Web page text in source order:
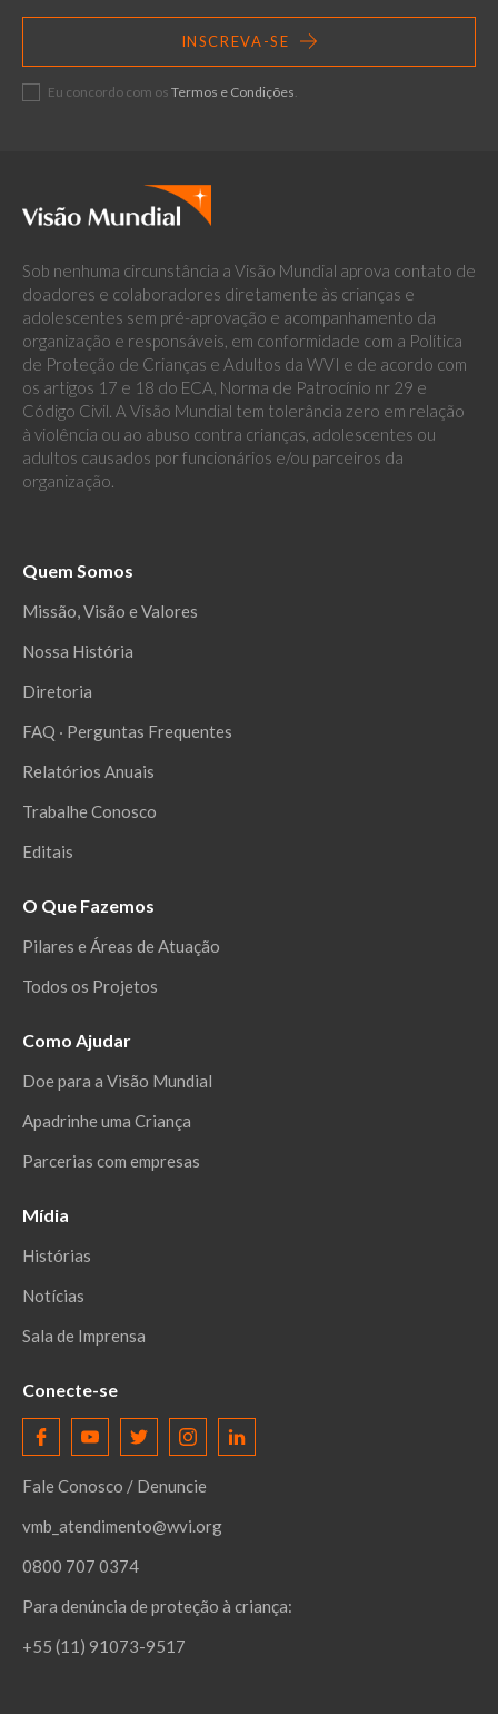
INSCREVA-SE
Eu concordo com os Termos e Condições
Sob nenhuma circunstância a Visão Mundial aprova contato de
doadores e colaboradores diretamente às crianças e
adolescentes sem pré-aprovação e acompanhamento da
organização e responsáveis, em conformidade com a Política
de Proteção de Crianças e Adultos da WVI e de acordo com
os artigos 17 e 18 do ECA, Norma de Patrocínio nr 29 e
Código Civil. A Visão Mundial tem tolerância zero em relação
à violência ou ao abuso contra crianças, adolescentes ou
adultos causados por funcionários e/ou parceiros da
organização.
Quem Somos
Missão, Visão e Valores
Nossa História
Diretoria
FAQ ‧ Perguntas Frequentes
Relatórios Anuais
Trabalhe Conosco
Editais
O Que Fazemos
Pilares e Áreas de Atuação
Todos os Projetos
Como Ajudar
Doe para a Visão Mundial
Apadrinhe uma Criança
Parcerias com empresas
Mídia
Histórias
Notícias
Sala de Imprensa
Conecte-se
Fale Conosco / Denuncie
vmb_atendimento@wvi.org
0800 707 0374
Para denúncia de proteção à criança:
+55 (11) 91073-9517